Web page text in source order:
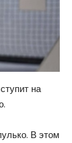
на
В этом